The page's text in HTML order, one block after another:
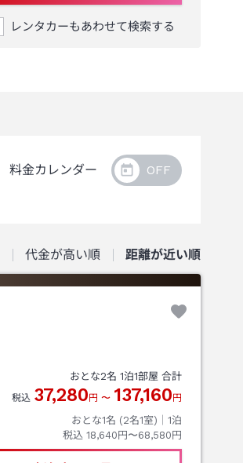
レンタカーもあわせて検索する
料金カレンダー
代金が高い順 距離が近い順
おとな2名 1泊1部屋 合計
税込 37,280 円 〜 137,160 円
おとな1名 (2名1室)｜ 1泊
税込 18,640円〜68,580円